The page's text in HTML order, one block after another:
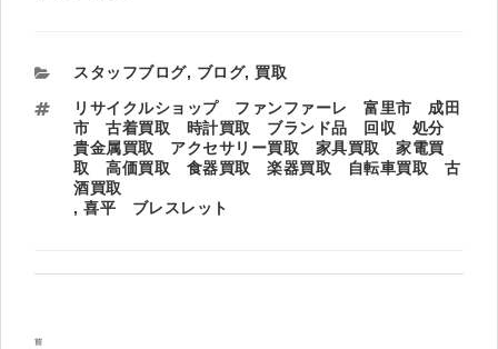
カ
ゴ
リ
ー
スタッフブログ, ブログ, 買取
タ
グ
リサイクルショップ ファンファーレ 富里市 成田
市 古着買取 時計買取 ブランド品 回収 処分
貴金属買取 アクセサリー買取 家具買取 家電買
取 高価買取 食器買取 楽器買取 自転車買取 古
酒買取
, 喜平 ブレスレット
過
前